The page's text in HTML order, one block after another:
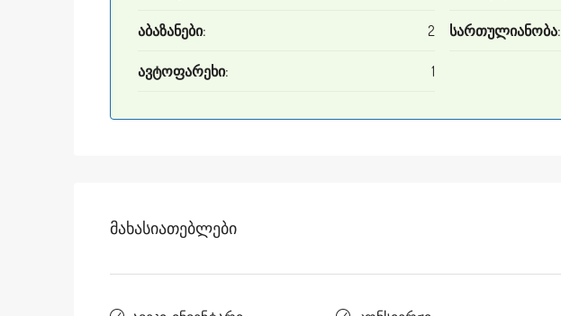
აბაზანები: 2
ავტოფარეხი: 1
სართულიანობა:
Მახასიათებლები